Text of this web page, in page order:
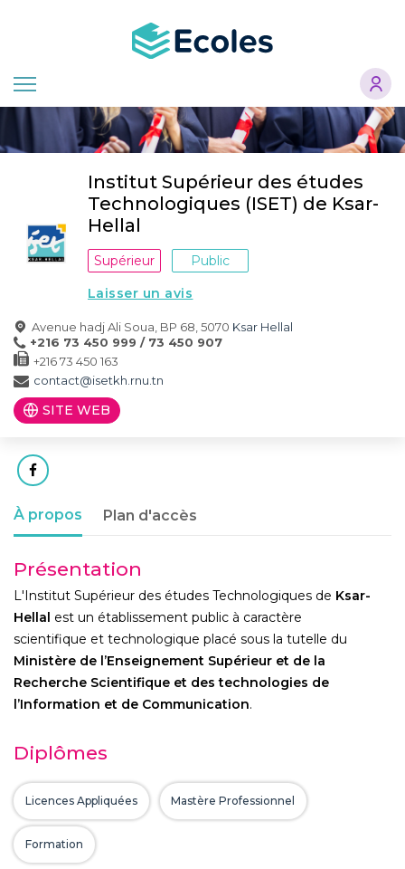
principal
Institut Supérieur des études
Technologiques (ISET) de Ksar-
Hellal
Supérieur
Public
Laisser un avis
Avenue hadj Ali Soua, BP 68, 5070 Ksar Hellal
+216 73 450 999 / 73 450 907
+216 73 450 163
contact@isetkh.rnu.tn
SITE WEB
À propos Plan d'accès
Présentation
L'Institut Supérieur des études Technologiques de Ksar-
Hellal est un établissement public à caractère
scientifique et technologique placé sous la tutelle du
Ministère de l’Enseignement Supérieur et de la
Recherche Scientifique et des technologies de
l’Information et de Communication.
Diplômes
Licences Appliquées Mastère Professionnel
Formation